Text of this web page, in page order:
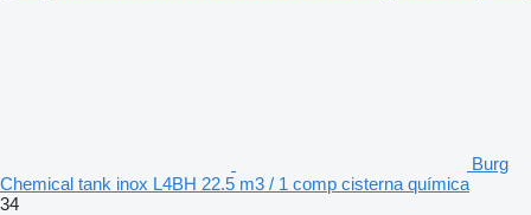
Burg
Chemical tank inox L4BH 22.5 m3 / 1 comp cisterna química
34